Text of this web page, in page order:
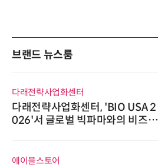
브랜드 뉴스룸
다래전략사업화센터
다래전략사업화센터, 'BIO USA 2
026'서 글로벌 빅파마와의 비즈니
에이블스토어